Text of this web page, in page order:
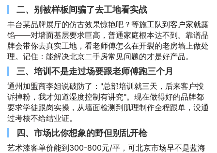
二、别被样板间骗了去工地看实战
丰台某品牌展厅的仿古效果惊艳吧？等施工队到客户家就露
馅——对墙面基层要求巨高，普通家庭根本达不到。靠谱品
牌会带你去真实工地，看老师傅怎么在开裂的老房墙上做处
理。记住：能解决北京二手房常见问题的才是好产品。
三、培训不是走过场要跟老师傅跑三个月
通州加盟商李姐说破防了："总部培训就三天，后来客户投
诉掉粉，我才知道湿度控制有讲究"。现在做得好的品牌都
要求学徒跟岗实操，从墙面检测到肌理制作全程跟单，没通
过考核不给结业证。
四、市场比你想象的野但别乱开枪
艺术漆客单价能到300-800元/平，可北京市场早不是蓝海